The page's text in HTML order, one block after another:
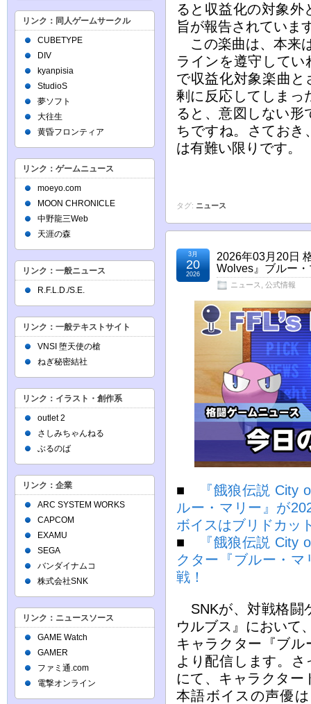
ると収益化の対象外
旨が報告されていま
この楽曲は、本来
ラインを遵守してい
で収益化対象楽曲と
剰に反応してしまっ
ると、意図しない形
ちですね。さておき
は有難い限りです。
タグ: ニュース
2026年03月20日
Wolves』ブルー
ニュース 公式情報
3月
20
2026
■
『餓狼伝説 City
ルー・マリー』が
ボイスはブリドカッ
■
『餓狼伝説 City
クター『ブルー・
戦！
SNKが、対戦格闘
ウルブス』において
キャラクター『ブ
より配信します。さ
にて、キャラクター
本語ボイスの声優
リンク：同人ゲームサークル
CUBETYPE
DIV
kyanpisia
StudioS
夢ソフト
大往生
黄昏フロンティア
リンク：ゲームニュース
moeyo.com
MOON CHRONICLE
中野龍三Web
天涯の森
リンク：一般ニュース
R.F.L.D./S.E.
リンク：一般テキストサイト
VNSI 堕天使の槍
ねぎ秘密結社
リンク：イラスト・創作系
outlet 2
さしみちゃんねる
ぶるのば
リンク：企業
ARC SYSTEM WORKS
CAPCOM
EXAMU
SEGA
バンダイナムコ
株式会社SNK
リンク：ニュースソース
GAME Watch
GAMER
ファミ通.com
電撃オンライン